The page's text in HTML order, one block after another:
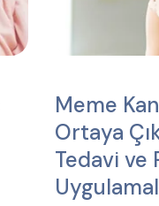
Meme
Ortaya
Tedavi ve